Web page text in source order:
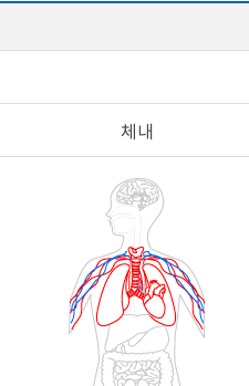
체내